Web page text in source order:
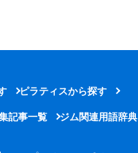
ピラティスから探す
記事一覧 ジム関連用語辞典